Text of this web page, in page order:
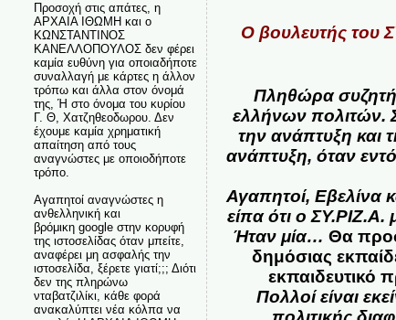
Προσοχή στις απάτες, η
ΑΡΧΑΙΑ ΙΘΩΜΗ και ο
ΚΩΝΣΤΑΝΤΙΝΟΣ
ΚΑΝΕΛΛΟΠΟΥΛΟΣ δεν φέρει
καμία ευθύνη για οποιαδήποτε
συναλλαγή με κάρτες η άλλον
τρόπω και άλλα στον όνομά
της, Ή στο όνομα του κυρίου
Γ. Θ, Χατζηθεοδωρου. Δεν
έχουμε καμία χρηματική
απαίτηση από τους
αναγνώστες με οποιοδήποτε
τρόπο.
Αγαπητοί αναγνώστες η
ανθελληνική και
βρόμικη google στην κορυφή
της ιστοσελίδας όταν μπείτε,
αναφέρει μη ασφαλής την
ιστοσελίδα, ξέρετε γιατί;;; Διότι
δεν της πληρώνω
νταβατζιλίκι, κάθε φορά
ανακαλύπτει νέα κόλπα να
Ο βουλευτής του
Πληθώρα
ελλήνων πολιτών.
την ανάπτυξη
ανάπτυξη, όταν
Αγαπητoί, Εβελίνα
είπα ότι ο ΣΥ.ΡΙΖ.Α.
Ήταν μία…Θα
δημόσιας
εκπαιδευτικό
Πολλοί είναι